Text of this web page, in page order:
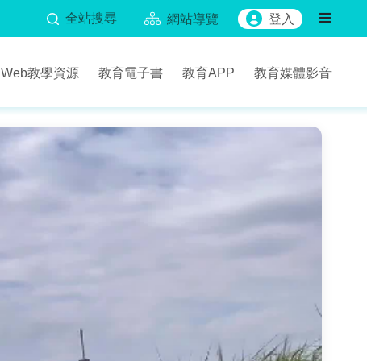
全站搜尋 網站導覽 登入
Web教學資源 教育電子書 教育APP 教育媒體影音